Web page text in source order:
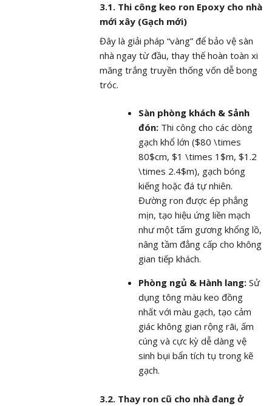
3.1. Thi công keo ron Epoxy cho nhà
mới xây (Gạch mới)
Đây là giải pháp “vàng” để bảo vệ sàn
nhà ngay từ đầu, thay thế hoàn toàn xi
măng trắng truyền thống vốn dễ bong
tróc.
Sàn phòng khách & Sảnh
đón: Thi công cho các dòng
gạch khổ lớn ($80 \times
80$cm, $1 \times 1$m, $1.2
\times 2.4$m), gạch bóng
kiếng hoặc đá tự nhiên.
Đường ron được ép phẳng
mịn, tạo hiệu ứng liền mạch
như một tấm gương khổng lồ,
nâng tầm đẳng cấp cho không
gian tiếp khách.
Phòng ngủ & Hành lang: Sử
dụng tông màu keo đồng
nhất với màu gạch, tạo cảm
giác không gian rộng rãi, ấm
cúng và cực kỳ dễ dàng vệ
sinh bụi bẩn tích tụ trong kẽ
gạch.
3.2. Thay ron cũ cho nhà đang ở